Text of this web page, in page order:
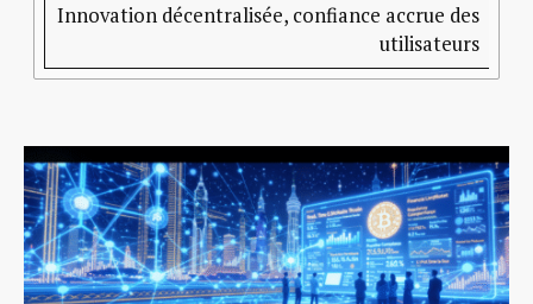
Innovation décentralisée, confiance accrue des
utilisateurs